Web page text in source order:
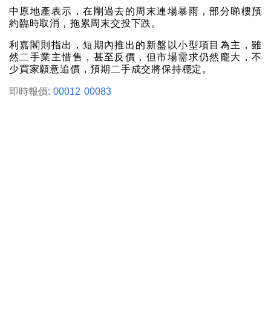
中原地產表示，在剛過去的周末連場暴雨，部分睇樓預
約臨時取消，拖累周末交投下跌。
利嘉閣則指出，短期內推出的新盤以小型項目為主，雖
然二手業主惜售，甚至反價，但市場需求仍然龐大，不
少買家願意追價，預期二手成交將保持穩定。
即時報價: 00012 00083